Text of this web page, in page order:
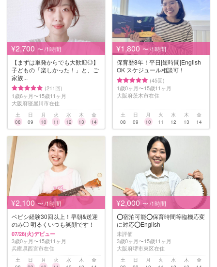
¥2,700 〜 /1時間
【まずは単発からでも大歓迎◎】
子どもの「楽しかった！」と、ご
家族...
(211回)
1歳6ヶ月〜15歳11ヶ月
大阪府寝屋川市在住
土
08
日
09
月
10
火
11
水
12
木
13
金
14
¥1,800 〜 /1時間
保育歴8年！平日|短時間|English
OK スケジュール相談可！
(45回)
1歳0ヶ月〜15歳11ヶ月
大阪府茨木市在住
土
08
日
09
月
10
火
11
水
12
木
13
金
14
¥2,100 〜 /1時間
ベビシ経験30回以上！早朝&送迎
のみ◯ 明るくいつも笑顔です！
07/28(火)デビュー
3歳0ヶ月〜15歳11ヶ月
兵庫県西宮市在住
土
日
月
火
水
木
金
¥2,000 〜 /1時間
⭕️宿泊可能⭕️保育時間等臨機応変
に対応⭕️English
未評価
3歳0ヶ月〜15歳11ヶ月
大阪府堺市東区在住
土
日
月
火
水
木
金